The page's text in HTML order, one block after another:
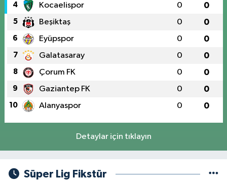
4 Kocaelispor 0 0
5 Beşiktaş 0 0
6 Eyüpspor 0 0
7 Galatasaray 0 0
8 Çorum FK 0 0
9 Gaziantep FK 0 0
10 Alanyaspor 0 0
Detaylar için tıklayın
Süper Lig Fikstür